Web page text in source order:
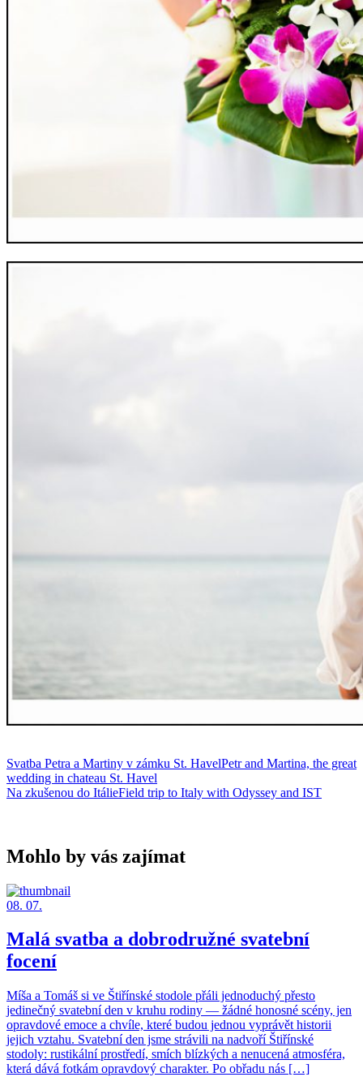
Svatba Petra a Martiny v zámku St. HavelPetr and Martina, the great
wedding in chateau St. Havel
Na zkušenou do ItálieField trip to Italy with Odyssey and IST
Mohlo by vás zajímat
08. 07.
Malá svatba a dobrodružné svatební
focení
Míša a Tomáš si ve Štiřínské stodole přáli jednoduchý přesto
jedinečný svatební den v kruhu rodiny — žádné honosné scény, jen
opravdové emoce a chvíle, které budou jednou vyprávět historii
jejich vztahu. Svatební den jsme strávili na nadvoří Štiřínské
stodoly: rustikální prostředí, smích blízkých a nenucená atmosféra,
která dává fotkám opravdový charakter. Po obřadu nás […]